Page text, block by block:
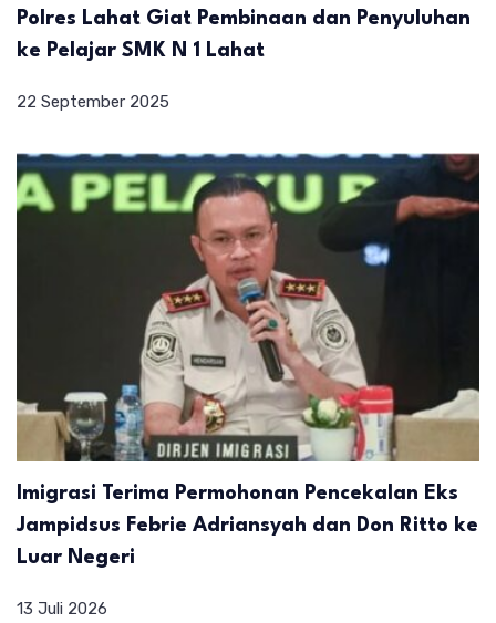
Polres Lahat Giat Pembinaan dan Penyuluhan
ke Pelajar SMK N 1 Lahat
22 September 2025
Imigrasi Terima Permohonan Pencekalan Eks
Jampidsus Febrie Adriansyah dan Don Ritto ke
Luar Negeri
13 Juli 2026